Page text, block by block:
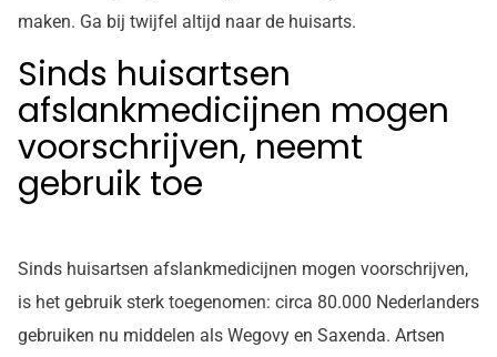
maken. Ga bij twijfel altijd naar de huisarts.
Sinds huisartsen
afslankmedicijnen mogen
voorschrijven, neemt
gebruik toe
Sinds huisartsen afslankmedicijnen mogen voorschrijven,
is het gebruik sterk toegenomen: circa 80.000 Nederlanders
gebruiken nu middelen als Wegovy en Saxenda. Artsen